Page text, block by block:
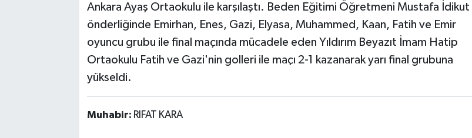
Ankara Ayaş Ortaokulu ile karşılaştı. Beden Eğitimi Öğretmeni Mustafa İdikut
önderliğinde Emirhan, Enes, Gazi, Elyasa, Muhammed, Kaan, Fatih ve Emir
oyuncu grubu ile final maçında mücadele eden Yıldırım Beyazıt İmam Hatip
Ortaokulu Fatih ve Gazi'nin golleri ile maçı 2-1 kazanarak yarı final grubuna
yükseldi.
Muhabir: RIFAT KARA